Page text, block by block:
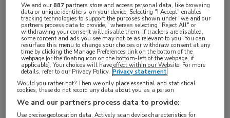
Hevige menstruaties kunnen een eerste signaal
zijn van een erfelijke bloedingsstoornis, maar die
link wordt nog vaak gemist. Daardoor lopen
Aandachtsgebieden:
Benigne hematologie
We and our887 partners store and access personal data, like browsing
data or unique identifiers, on your device. Selecting "I Accept" enables
tracking technologies to support the purposes shown under "we and our
partners process data to provide," whereas selecting "Reject All" or
withdrawing your consent will disable them. If trackers are disabled,
some content and ads you see may not be as relevant to you. You can
resurface this menu to change your choices or withdraw consent at any
time by clicking the Manage Preferences link on the bottom of the
webpage [or the floating icon on the bottom-left of the webpage, if
applicable]. Your choices will have effect within our Website. For more
details, refer to our Privacy Policy. Privacy statement
Would you rather not? Then we only place essential and statistical
cookies, these do not record any data about you as a person
We and our partners process data to provide:
Use precise geolocation data. Actively scan device characteristics for